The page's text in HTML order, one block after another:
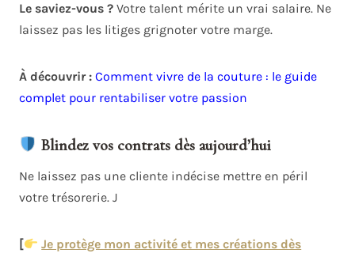
Le saviez-vous ? Votre talent mérite un vrai salaire. Ne
laissez pas les litiges grignoter votre marge.
À découvrir : Comment vivre de la couture : le guide
complet pour rentabiliser votre passion
Blindez vos contrats dès aujourd’hui
Ne laissez pas une cliente indécise mettre en péril
votre trésorerie. J
[
Je protège mon activité et mes créations dès